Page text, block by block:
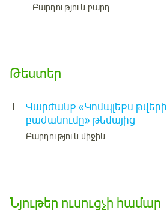
Բարդություն բարդ
Թեստեր
1. Վարժանք «Կոմպլեքս թվերի
բաժանումը» թեմայից
Բարդություն միջին
Նյութեր ուսուցչի համար